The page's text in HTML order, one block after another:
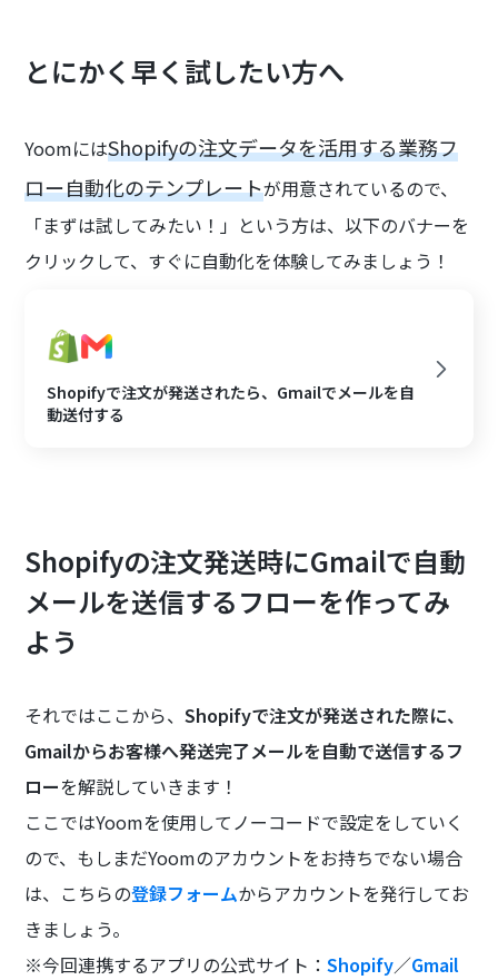
とにかく早く試したい方へ
YoomにはShopifyの注文データを活用する業務フ
ロー自動化のテンプレートが用意されているので、
「まずは試してみたい！」という方は、以下のバナーを
クリックして、すぐに自動化を体験してみましょう！
Shopifyで注文が発送されたら、Gmailでメールを自
動送付する
Shopifyの注文発送時にGmailで自動
メールを送信するフローを作ってみ
よう
それではここから、Shopifyで注文が発送された際に、
Gmailからお客様へ発送完了メールを自動で送信するフ
ローを解説していきます！
ここではYoomを使用してノーコードで設定をしていく
ので、もしまだYoomのアカウントをお持ちでない場合
は、こちらの登録フォームからアカウントを発行してお
きましょう。
※今回連携するアプリの公式サイト：Shopify／Gmail